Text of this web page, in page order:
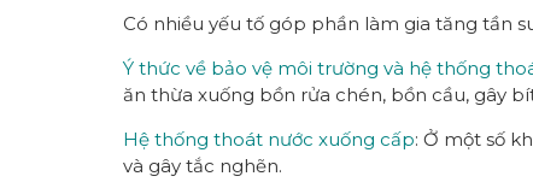
Có nhiều yếu tố góp phần làm gia tăng tần
Ý thức về bảo vệ môi trường và hệ thống
ăn thừa xuống bồn rửa chén, bồn cầu, gây
Hệ thống thoát nước xuống cấp: Ở một số
và gây tắc nghẽn.